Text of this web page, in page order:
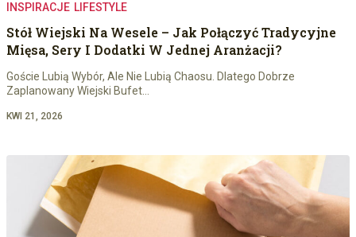
INSPIRACJE LIFESTYLE
Stół Wiejski Na Wesele – Jak Połączyć Tradycyjne
Mięsa, Sery I Dodatki W Jednej Aranżacji?
Goście Lubią Wybór, Ale Nie Lubią Chaosu. Dlatego Dobrze
Zaplanowany Wiejski Bufet…
KWI 21, 2026